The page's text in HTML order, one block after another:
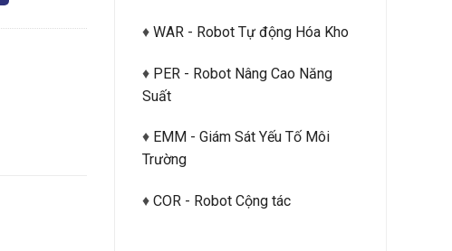
♦ WAR - Robot Tự động Hóa Kho
♦ PER - Robot Nâng Cao Năng
Suất
♦ EMM - Giám Sát Yếu Tố Môi
Trường
♦ COR - Robot Cộng tác